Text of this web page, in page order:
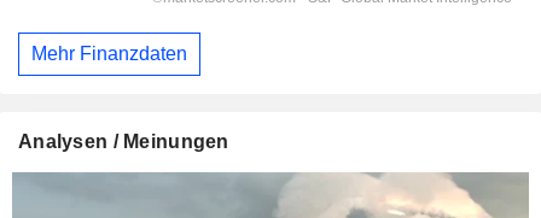
Mehr Finanzdaten
Analysen / Meinungen